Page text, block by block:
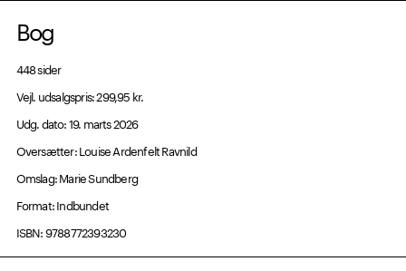
Bog
448 sider
Vejl. udsalgspris: 299,95 kr.
Udg. dato: 19. marts 2026
Oversætter: Louise Ardenfelt Ravnild
Omslag: Marie Sundberg
Format: Indbundet
ISBN: 9788772393230